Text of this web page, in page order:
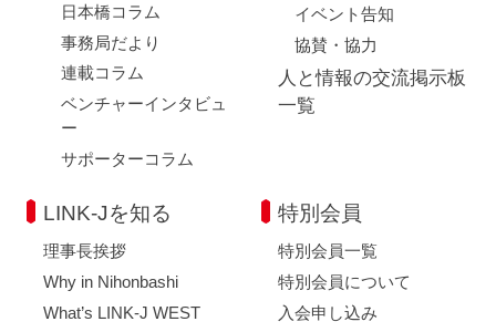
日本橋コラム
事務局だより
連載コラム
ベンチャーインタビュ
ー
サポーターコラム
イベント告知
協賛・協力
人と情報の交流掲示板
一覧
LINK-Jを知る
理事長挨拶
Why in Nihonbashi
What’s LINK-J WEST
特別会員
特別会員一覧
特別会員について
入会申し込み